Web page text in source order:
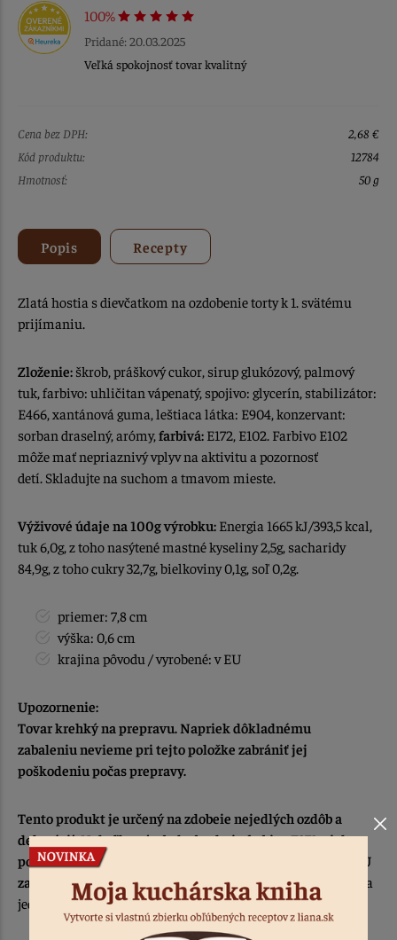
100%
Pridané: 20.03.2025
Veľká spokojnosť tovar kvalitný
Cena bez DPH:
2,68 €
Kód produktu:
12784
Hmotnosť:
50 g
Popis Recepty
Zlatá hostia s dievčatkom na ozdobenie torty k 1. svätému
prijímaniu.
Zloženie: škrob, práškový cukor, sirup glukózový, palmový
tuk, farbivo: uhličitan vápenatý, spojivo: glycerín, stabilizátor:
E466, xantánová guma, leštiaca látka: E904, konzervant:
sorban draselný, arómy, farbivá: E172, E102. Farbivo E102
môže mať nepriaznivý vplyv na aktivitu a pozornosť
detí. Skladujte na suchom a tmavom mieste.
Výživové údaje na 100g výrobku: Energia 1665 kJ/393,5 kcal,
tuk 6,0g, z toho nasýtené mastné kyseliny 2,5g, sacharidy
84,9g, z toho cukry 32,7g, bielkoviny 0,1g, soľ 0,2g.
priemer: 7,8 cm
výška: 0,6 cm
krajina pôvodu / vyrobené: v EU
Upozornenie:
Tovar krehký na prepravu. Napriek dôkladnému
zabaleniu nevieme pri tejto položke zabrániť jej
poškodeniu počas prepravy.
Tento produkt je určený na zdobeie nejedlých ozdôb a
dekorácií. Nakoľko výrobok obsahuje farbivo E171 a jeho
používanieako prídavnej látky do potravín je v štátoch EU
zakázané. Mimo krajín EU je farbivo E171 možné použiť aj na
jedlé dekorácie.